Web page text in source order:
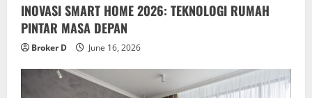
INOVASI SMART HOME 2026: TEKNOLOGI RUMAH
PINTAR MASA DEPAN
Broker D June 16, 2026